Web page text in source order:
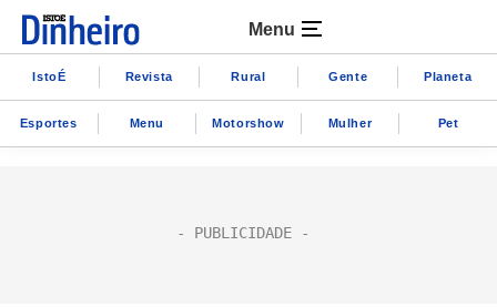
Menu
IstoÉ Revista Rural Gente Planeta
Esportes Menu Motorshow Mulher Pet